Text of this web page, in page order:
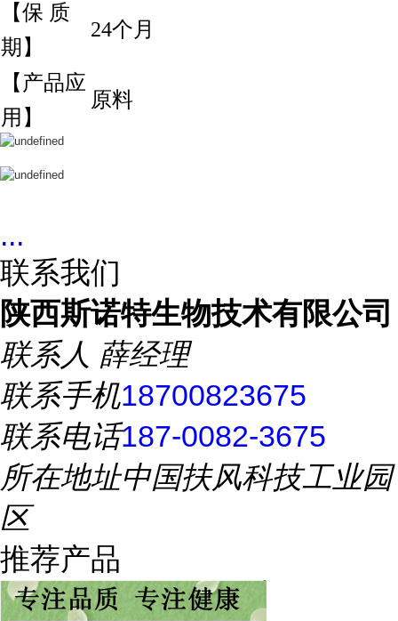
【保 质
期】
24个月
【产品应
用】
原料
...
联系我们
陕西斯诺特生物技术有限公司
联系人 薛经理
联系手机18700823675
联系电话187-0082-3675
所在地址中国扶风科技工业园
区
推荐产品